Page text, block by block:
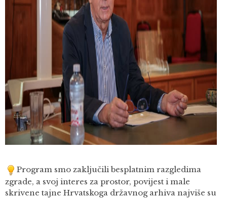
Program smo zaključili besplatnim razgledima
zgrade, a svoj interes za prostor, povijest i male
skrivene tajne Hrvatskoga državnog arhiva najviše su